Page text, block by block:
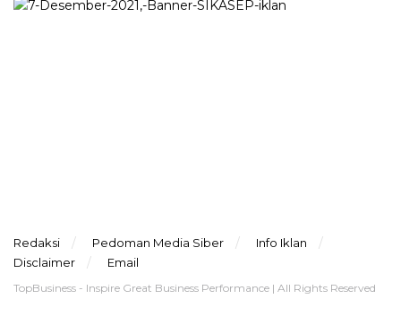
Redaksi Pedoman Media Siber
Info Iklan
Disclaimer
Email
TopBusiness - Inspire Great Business Performance | All Rights Reserved